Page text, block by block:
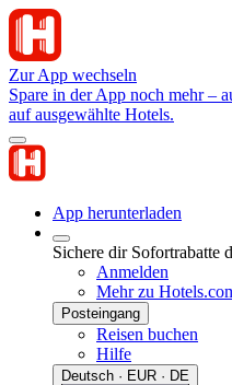
Zur App wechseln
Spare in der App noch mehr –
auf ausgewählte Hotels.
App herunterladen
Sichere dir Sofortrabatte
Anmelden
Mehr zu
Posteingang
Reisen buchen
Hilfe
Deutsch · EUR · DE